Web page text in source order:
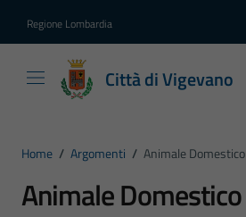
Regione Lombardia
Città di Vigevano
Home / Argomenti / Animale Domestico
Animale Domestico